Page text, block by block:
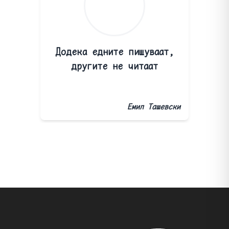
Додека едните пишуваат,
другите не читаат
Емил Ташевски